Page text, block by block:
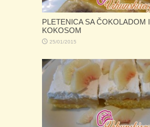
PLETENICA SA ČOKOLADOM I
KOKOSOM
25/01/2015